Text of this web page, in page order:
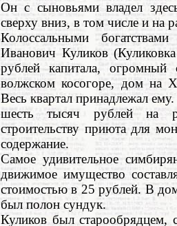
Он с сыновьями владел
сверху вниз, в том числе и на
Колоссальными
Иванович Куликов
рублей капитала,
волжском косогоре, дом на
Весь квартал принадлежал
шесть тысяч рублей на
строительству приюта для
содержание.
Самое удивительное
движимое имущество
стоимостью в 25 рублей. В
был полон сундук.
Куликов был старообрядцем,